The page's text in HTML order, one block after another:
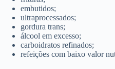
embutidos;
ultraprocessados;
gordura trans;
álcool em excesso;
carboidratos refinados;
refeições com baixo valor